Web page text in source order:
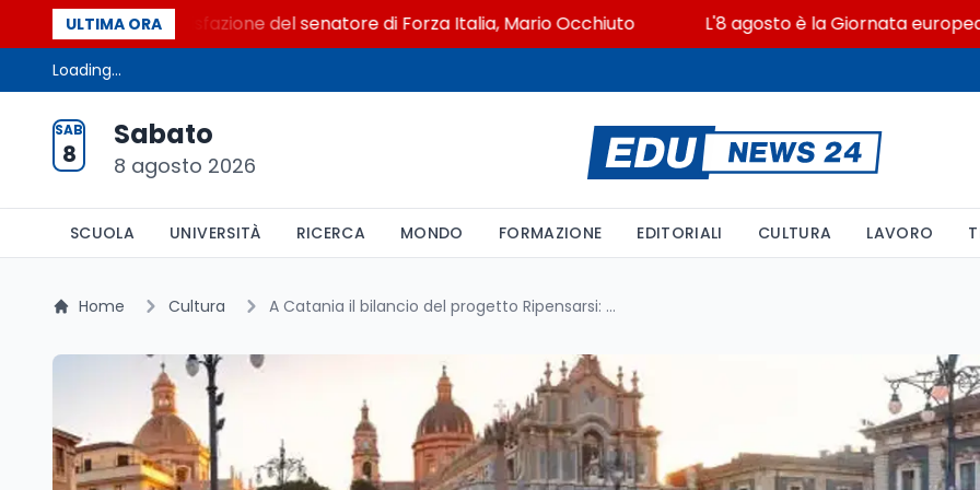
ULTIMA ORA
La soddisfazione del senatore di Forza Italia, Mario Occhiuto L'8 agosto è la Giornata europea in
Loading...
SAB
8
Sabato
8 agosto 2026
SCUOLA UNIVERSITÀ RICERCA MONDO FORMAZIONE EDITORIALI CULTURA LAVORO
Home Cultura A Catania il bilancio del progetto Ripensarsi: 1.200 studenti